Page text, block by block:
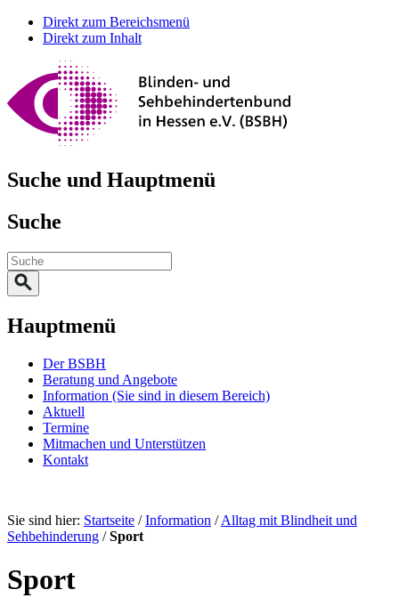
Direkt zum Bereichsmenü
Direkt zum Inhalt
Suche und Hauptmenü
Suche
Hauptmenü
Der BSBH
Beratung und Angebote
Information (Sie sind in diesem Bereich)
Aktuell
Termine
Mitmachen und Unterstützen
Kontakt
Sie sind hier: Startseite / Information /Alltag mit Blindheit und
Sehbehinderung /Sport
Sport